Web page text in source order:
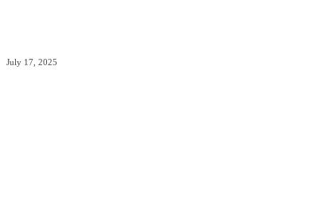
July 17, 2025